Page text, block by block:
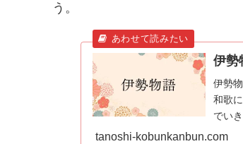
う。
伊勢
伊勢
和歌
でい
tanoshi-kobunkanbun.com